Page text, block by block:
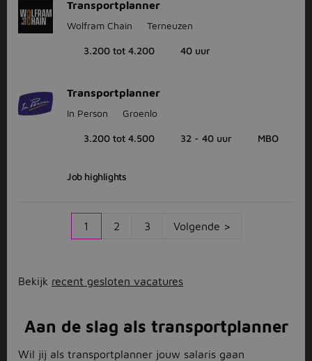
Transportplanner
Wolfram Chain Terneuzen
3.200 tot 4.200 40 uur
Transportplanner
In Person Groenlo
3.200 tot 4.500 32 - 40 uur MBO
Job highlights
1 2 3 Volgende >
Bekijk recent gesloten vacatures
Aan de slag als transportplanner
Wil jij als transportplanner jouw salaris gaan